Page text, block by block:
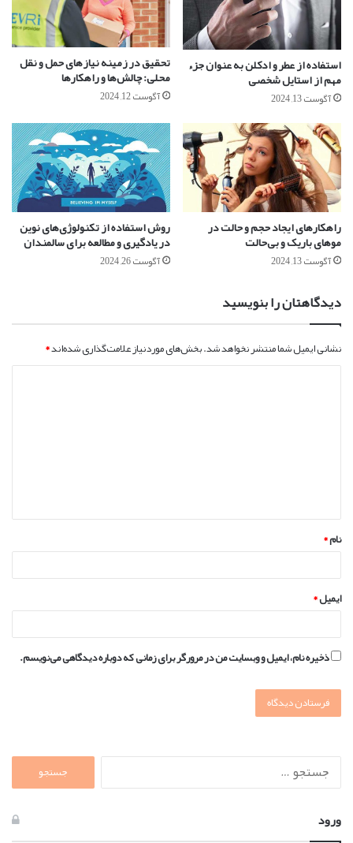
استفاده از عطر و ادکلن به عنوان جزء
مهم از استایل شخصی
آگوست 13, 2024
تحقیق در زمینه نیازهای حمل و نقل
محلی: چالش‌ها و راهکارها
آگوست 12, 2024
راهکارهای ایجاد حجم و حالت در
موهای باریک و بی‌حالت
آگوست 13, 2024
روش استفاده از تکنولوژی‌های نوین
در یادگیری و مطالعه برای سالمندان
آگوست 26, 2024
دیدگاهتان را بنویسید
نشانی ایمیل شما منتشر نخواهد شد.بخش‌های موردنیاز علامت‌گذاری شده‌اند*
*
نام*
ایمیل*
ذخیره نام، ایمیل و وبسایت من در مرورگر برای زمانی که دوباره دیدگاهی می‌نویسم.
جستجو
ورود